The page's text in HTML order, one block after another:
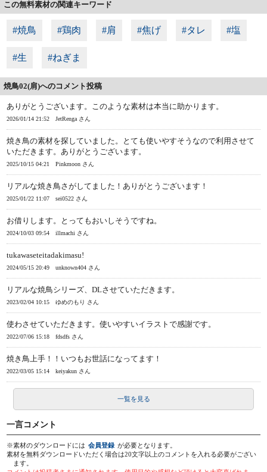
この無料素材の関連キーワード
#焼鳥 #鶏肉 #肩 #焦げ #タレ #塩
#生 #ねぎま
焼鳥02(肩)へのコメント投稿
ありがとうございます。このような素材は本当に助かります。
2026/01/14 21:52 JetRenga さん
焼き鳥の素材を探していました。とても使いやすそうなので利用させて
いただきます。ありがとうございます。
2025/10/15 04:21 Pinkmoon さん
リアルな焼き鳥さがしてました！ありがとうございます！
2025/01/22 11:07 sei0522 さん
お借りします。とってもおいしそうですね。
2024/10/03 09:54 illmachi さん
tukawaseteitadakimasu!
2024/05/15 20:49 unknown404 さん
リアルな焼鳥シリーズ、DLさせていただきます。
2023/02/04 10:15 ゆめのもり さん
使わさせていただきます。使いやすいイラストで感謝です。
2022/07/06 15:18 fdsdfs さん
焼き鳥上手！！いつもお世話になってます！
2022/03/05 15:14 keiyakun さん
一覧を見る
一言コメント
※素材のダウンロードには 会員登録 が必要となります。
素材を無料ダウンロードいただく場合は20文字以上のコメントを入れる必要がござい
ます。